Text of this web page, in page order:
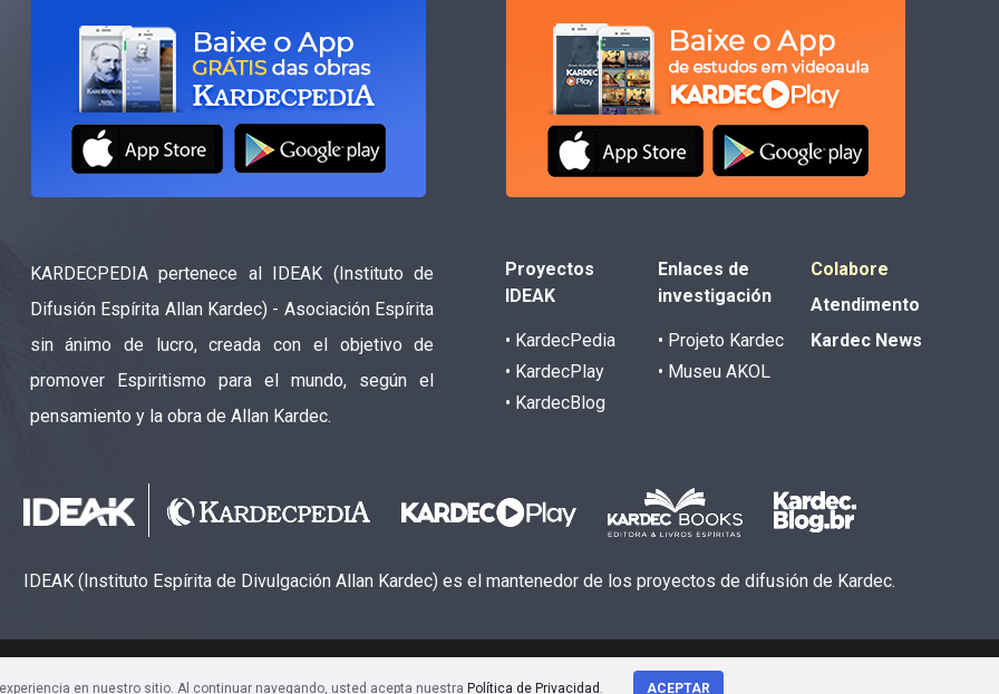
KARDECPEDIA pertenece al IDEAK (Instituto de
Difusión Espírita Allan Kardec) - Asociación Espírita
sin ánimo de lucro, creada con el objetivo de
promover Espiritismo para el mundo, según el
pensamiento y la obra de Allan Kardec.
Proyectos
IDEAK
• KardecPedia
• KardecPlay
• KardecBlog
Enlaces de
investigación
• Projeto Kardec
• Museu AKOL
Colabore
Atendimento
Kardec News
IDEAK (Instituto Espírita de Divulgación Allan Kardec) es el mantenedor de los proyectos de difusión de Kardec.
en nuestro sitio. Al continuar navegando, usted acepta nuestra Política de Privacidad . ACEPTAR